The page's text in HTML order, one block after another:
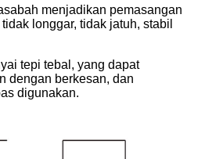
menjadikan pemasangan
longgar, tidak jatuh, stabil
tepi tebal, yang dapat
dengan berkesan, dan
digunakan.